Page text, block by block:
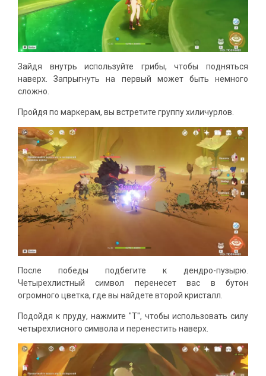
Зайдя внутрь используйте грибы, чтобы подняться
наверх. Запрыгнуть на первый может быть немного
сложно.
Пройдя по маркерам, вы встретите группу хиличурлов.
После победы подбегите к дендро-пузырю.
Четырехлистный символ перенесет вас в бутон
огромного цветка, где вы найдете второй кристалл.
Подойдя к пруду, нажмите "T", чтобы использовать силу
четырехлисного символа и перенестить наверх.